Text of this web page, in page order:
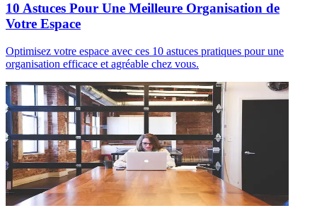
10 Astuces Pour Une Meilleure Organisation de
Votre Espace
Optimisez votre espace avec ces 10 astuces pratiques pour une
organisation efficace et agréable chez vous.